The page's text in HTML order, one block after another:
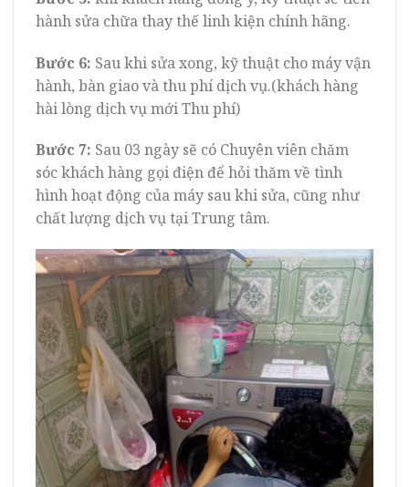
hành sửa chữa thay thế linh kiện chính hãng.
Bước 6: Sau khi sửa xong, kỹ thuật cho máy vận
hành, bàn giao và thu phí dịch vụ.(khách hàng
hài lòng dịch vụ mới Thu phí)
Bước 7: Sau 03 ngày sẽ có Chuyên viên chăm
sóc khách hàng gọi điện để hỏi thăm về tình
hình hoạt động của máy sau khi sửa, cũng như
chất lượng dịch vụ tại Trung tâm.